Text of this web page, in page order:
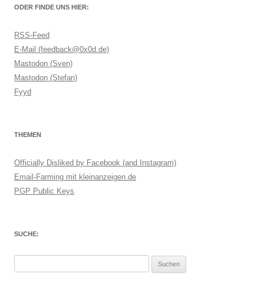
ODER FINDE UNS HIER:
RSS-Feed
E-Mail (feedback@0x0d.de)
Mastodon (Sven)
Mastodon (Stefan)
Fyyd
THEMEN
Officially Disliked by Facebook (and Instagram)
Email-Farming mit kleinanzeigen.de
PGP Public Keys
SUCHE: